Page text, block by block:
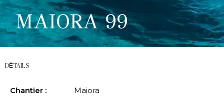
MAIORA 99
DÉTAILS
Chantier : Maiora